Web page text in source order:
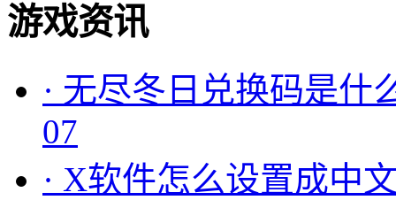
游戏资讯
· 无尽冬日兑换码是什
07
· X软件怎么设置成中